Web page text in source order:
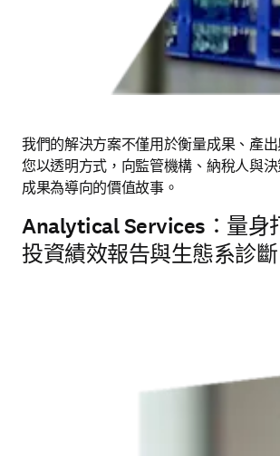
我們的解決方案不僅用於衡量成果、產
您以透明方式，向監管機構、納稅人與
成果為導向的價值故事。
Analytical Services：量身
投資績效報告與生態系診斷